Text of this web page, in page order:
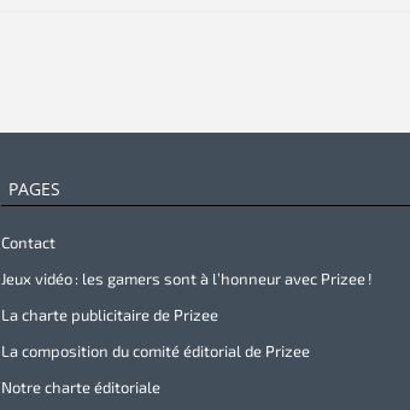
PAGES
Contact
Jeux vidéo : les gamers sont à l’honneur avec Prizee !
La charte publicitaire de Prizee
La composition du comité éditorial de Prizee
Notre charte éditoriale